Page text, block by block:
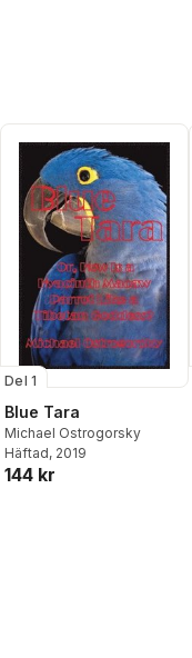
Del 1
Blue Tara
Michael Ostrogorsky
Häftad, 2019
144 kr